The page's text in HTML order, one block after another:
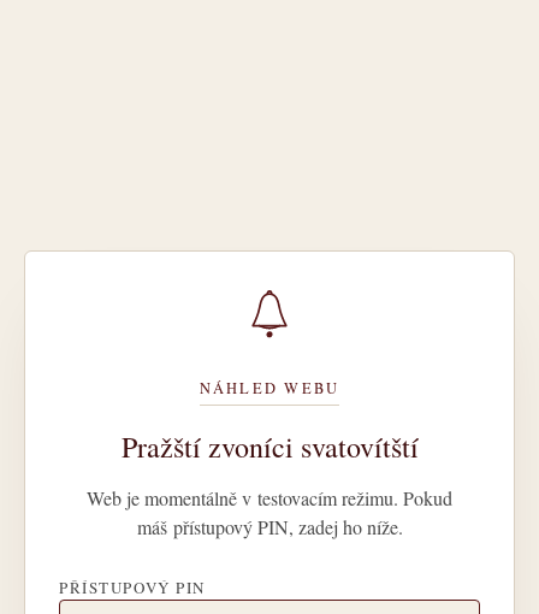
NÁHLED WEBU
Pražští zvoníci svatovítští
Web je momentálně v testovacím režimu. Pokud
máš přístupový PIN, zadej ho níže.
PŘÍSTUPOVÝ PIN